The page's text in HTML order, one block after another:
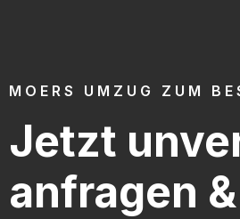
MOERS UMZUG ZUM
Jetzt
anfragen